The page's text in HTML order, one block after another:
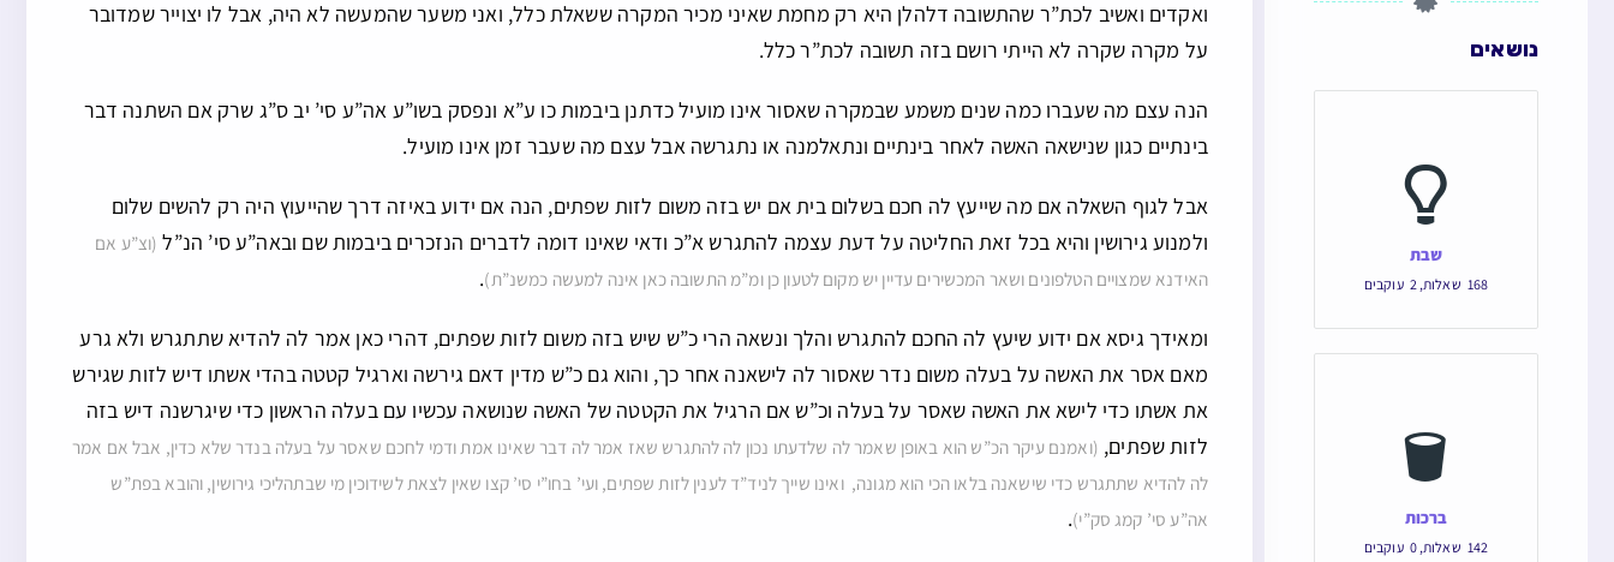
ואקדים ואשיב לכת”ר שהתשובה דלהלן היא רק מחמת שאיני מכיר המקרה ששאלת כלל, ואני משער שהמעשה לא היה, אבל לו יצוייר שמדובר
על מקרה שקרה לא הייתי רושם בזה תשובה לכת”ר כלל.
הנה עצם מה שעברו כמה שנים משמע שבמקרה שאסור אינו מועיל כדתנן ביבמות כו ע”א ונפסק בשו”ע אה”ע סי’ יב ס”ג שרק אם השתנה דבר
בינתיים כגון שנישאה האשה לאחר בינתיים ונתאלמנה או נתגרשה אבל עצם מה שעבר זמן אינו מועיל.
אבל לגוף השאלה אם מה שייעץ לה חכם בשלום בית אם יש בזה משום לזות שפתים, הנה אם ידוע באיזה דרך שהייעוץ היה רק להשים שלום
ולמנוע גירושין והיא בכל זאת החליטה על דעת עצמה להתגרש א”כ ודאי שאינו דומה לדברים הנזכרים ביבמות שם ובאה”ע סי’ הנ”ל (וצ”ע אם
האידנא שמצויים הטלפונים ושאר המכשירים עדיין יש מקום לטעון כן ומ”מ התשובה כאן אינה למעשה כמשנ”ת).
ומאידך גיסא אם ידוע שיעץ לה החכם להתגרש והלך ונשאה הרי כ”ש שיש בזה משום לזות שפתים, דהרי כאן אמר לה להדיא שתתגרש ולא גרע
מאם אסר את האשה על בעלה משום נדר שאסור לה לישאנה אחר כך, והוא גם כ”ש מדין דאם גירשה וארגיל קטטה בהדי אשתו דיש לזות שגירש
את אשתו כדי לישא את האשה שאסר על בעלה וכ”ש אם הרגיל את הקטטה של האשה שנושאה עכשיו עם בעלה הראשון כדי שיגרשנה דיש בזה
לזות שפתים, (ואמנם עיקר הכ”ש הוא באופן שאמר לה שלדעתו נכון לה להתגרש שאז אמר לה דבר שאינו אמת ודמי לחכם שאסר על בעלה בנדר שלא כדין, אבל אם אמר
לה להדיא שתתגרש כדי שישאנה בלאו הכי הוא מגונה, ואינו שייך לניד”ד לענין לזות שפתים, ועי’ בחו”י סי’ קצו שאין לצאת לשידוכין מי שבתהליכי גירושין, והובא בפת”ש
אה”ע סי’ קמג סק”י).
נושאים
שבת
168 שאלות,
2 עוקבים
ברכות
142 שאלות,
0 עוקבים